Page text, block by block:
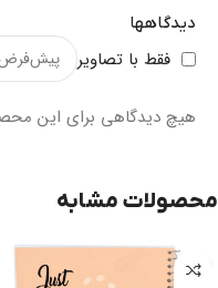
دیدگاهها
فقط با تصاویر
هیچ دیدگاهی برای این
محصولات مشابه